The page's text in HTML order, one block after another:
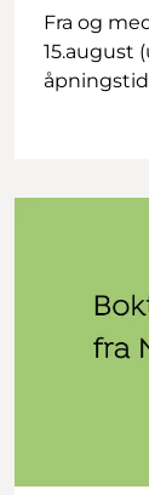
Fra og
15.august